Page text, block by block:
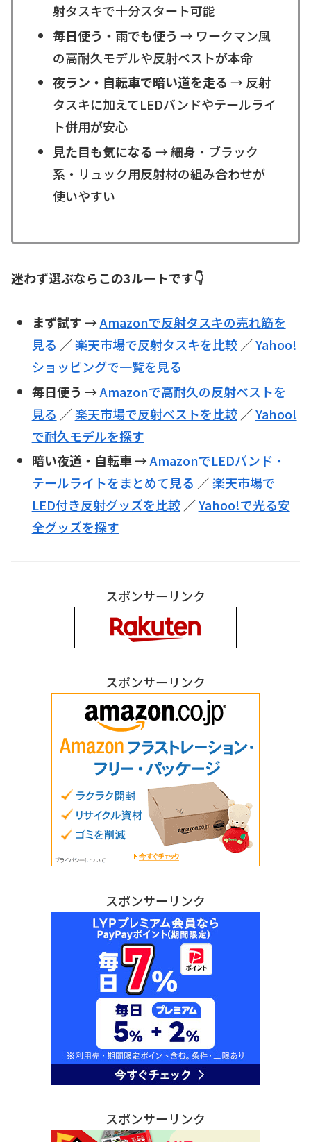
射タスキで十分スタート可能
毎日使う・雨でも使う → ワークマン風
の高耐久モデルや反射ベストが本命
夜ラン・自転車で暗い道を走る → 反射
タスキに加えてLEDバンドやテールライ
ト併用が安心
見た目も気になる → 細身・ブラック
系・リュック用反射材の組み合わせが
使いやすい
迷わず選ぶならこの3ルートです👇
まず試す→Amazonで反射タスキの売れ筋を
見る ／楽天市場で反射タスキを比較／Yahoo!
ショッピングで一覧を見る
毎日使う →Amazonで高耐久の反射ベストを
見る ／楽天市場で反射ベストを比較／Yahoo!
で耐久モデルを探す
暗い夜道・自転車→AmazonでLEDバンド・
テールライトをまとめて見る ／楽天市場で
LED付き反射グッズを比較／Yahoo!で光る安
全グッズを探す
スポンサーリンク
スポンサーリンク
スポンサーリンク
スポンサーリンク